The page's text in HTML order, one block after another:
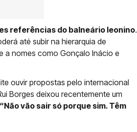
referências do balneário leonino.
até subir na hierarquia de
a nomes como Gonçalo Inácio e
ouvir propostas pelo internacional
Borges deixou recentemente um
“Não vão sair só porque sim. Têm